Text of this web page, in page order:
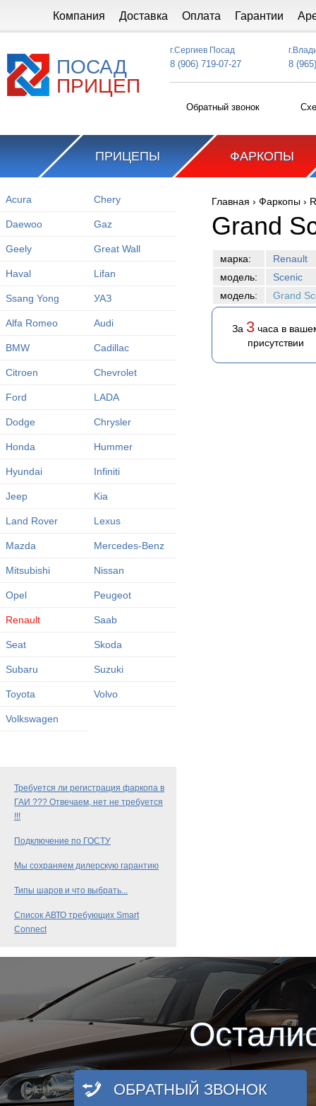
Компания Доставка Оплата Гарантии
ПОСАД
ПРИЦЕП
г.Сергиев Посад
8 (906) 719-07-27 8
Обратный звонок
ПРИЦЕПЫ ФАРКОПЫ
Acura Chery
Daewoo Gaz
Geely Great Wall
Haval Lifan
Ssang Yong УАЗ
Alfa Romeo Audi
BMW Cadillac
Citroen Chevrolet
Ford LADA
Dodge Chrysler
Honda Hummer
Hyundai Infiniti
Jeep Kia
Land Rover Lexus
Mazda Mercedes-Benz
Mitsubishi Nissan
Opel Peugeot
Renault Saab
Seat Skoda
Subaru Suzuki
Toyota Volvo
Volkswagen
Требуется ли регистрация фаркопа в
ГАИ ??? Отвечаем, нет не требуется
!!!
Подключение по ГОСТУ
Мы сохраняем дилерскую гарантию
Типы шаров и что выбрать...
Список АВТО требующих Smart
Connect
Вы здесь
Главная › Фаркопы ›
Grand
марка:
Renault
модель:
Scenic
модель:
Grand
За 3часа в
присутствии
ОБРАТНЫЙ ЗВОНОК